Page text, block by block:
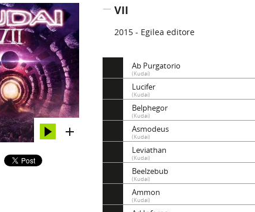
VII
2015 - Egilea editore
Ab Purgatorio
(Kudai)
Lucifer
(Kudai)
Belphegor
(Kudai)
Asmodeus
(Kudai)
Leviathan
(Kudai)
Beelzebub
(Kudai)
Ammon
(Kudai)